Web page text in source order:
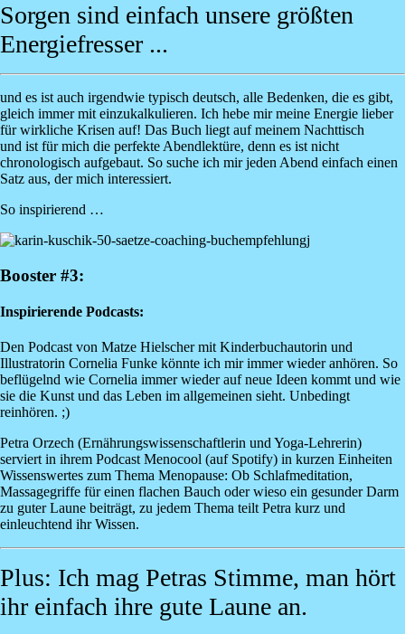
Sorgen sind einfach unsere größten
Energiefresser ...
und es ist auch irgendwie typisch deutsch, alle Bedenken, die es gibt,
gleich immer mit einzukalkulieren. Ich hebe mir meine Energie lieber
für wirkliche Krisen auf! Das Buch liegt auf meinem Nachttisch
und ist für mich die perfekte Abendlektüre, denn es ist nicht
chronologisch aufgebaut. So suche ich mir jeden Abend einfach einen
Satz aus, der mich interessiert.
So inspirierend …
Image
Booster #3:
Inspirierende Podcasts:
Den Podcast von Matze Hielscher mit Kinderbuchautorin und
Illustratorin Cornelia Funke könnte ich mir immer wieder anhören. So
beflügelnd wie Cornelia immer wieder auf neue Ideen kommt und wie
sie die Kunst und das Leben im allgemeinen sieht. Unbedingt
reinhören. ;)
Petra Orzech (Ernährungswissenschaftlerin und Yoga-Lehrerin)
serviert in ihrem Podcast Menocool (auf Spotify) in kurzen Einheiten
Wissenswertes zum Thema Menopause: Ob Schlafmeditation,
Massagegriffe für einen flachen Bauch oder wieso ein gesunder Darm
zu guter Laune beiträgt, zu jedem Thema teilt Petra kurz und
einleuchtend ihr Wissen.
Plus: Ich mag Petras Stimme, man hört
ihr einfach ihre gute Laune an.